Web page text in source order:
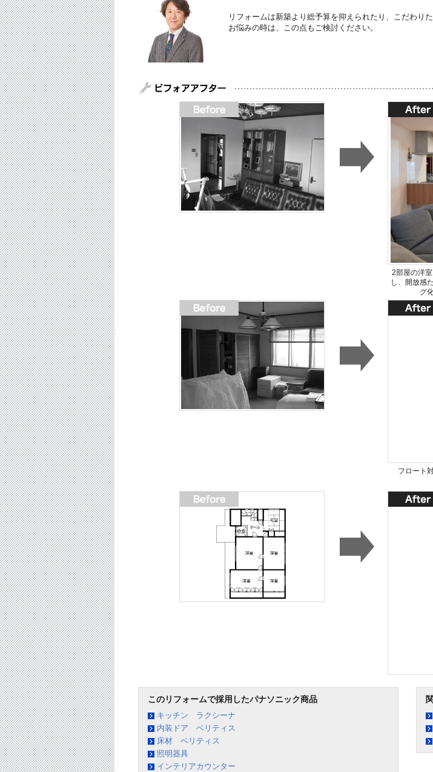
リフォームは新築より総予算を抑えられたり、こだわり
お悩みの時は、この点もご検討ください。
2部屋の洋
し、開放感
グ
フロート
このリフォームで採用したパナソニック商品
キッチン ラクシーナ
内装ドア ベリティス
床材 ベリティス
照明器具
インテリアカウンター